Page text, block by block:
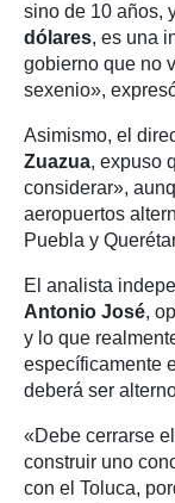
sino de 10 años,
dólares, es una
gobierno que no
sexenio»,
Asimismo, el
Zuazua, expuso
considerar»,
aeropuertos
Puebla y
El analista
Antonio José,
y lo que
específicamente
deberá ser
«Debe cerrarse el
construir uno
con el Toluca,